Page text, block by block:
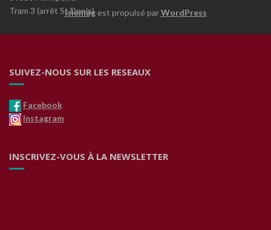
Tram 3 (arrêt St Denis)
SUIVEZ-NOUS SUR LES RESEAUX
Facebook
Instagram
INSCRIVEZ-VOUS À LA NEWSLETTER
Islemagest propulsé parWordPress